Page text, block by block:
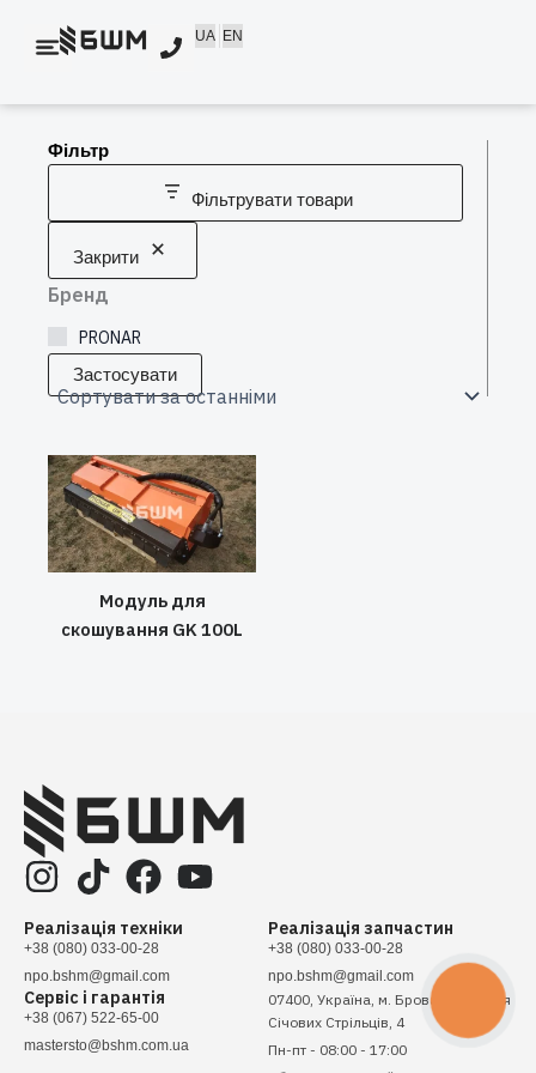
UA EN
Фільтр
Фільтрувати товари
Закрити
Бренд
PRONAR
Застосувати
Модуль для
скошування GK 100L
Реалізація техніки
+38 (080) 033-00-28
npo.bshm@gmail.com
Сервіс і гарантія
+38 (067) 522-65-00
mastersto@bshm.com.ua
Реалізація запчастин
+38 (080) 033-00-28
npo.bshm@gmail.com
07400, Україна, м. Бровари, вулиця
Січових Стрільців, 4
Пн-пт - 08:00 - 17:00